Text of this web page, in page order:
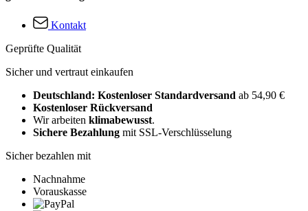
Kontakt
Geprüfte Qualität
Sicher und vertraut einkaufen
Deutschland: Kostenloser Standardversand ab 54,90 €
Kostenloser Rückversand
Wir arbeiten klimabewusst.
Sichere Bezahlung mit SSL-Verschlüsselung
Sicher bezahlen mit
Nachnahme
Vorauskasse